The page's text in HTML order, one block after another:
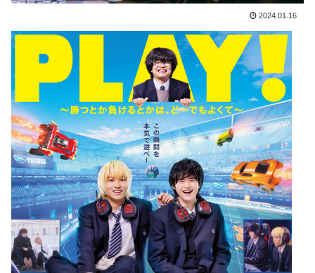
2024.01.16